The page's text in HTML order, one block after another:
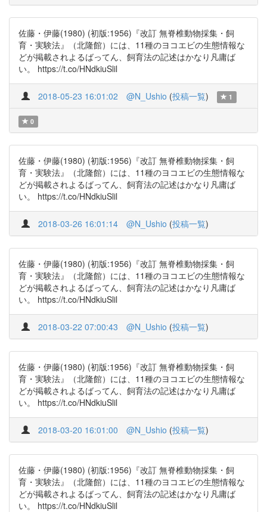
佐藤・伊藤(1980) (初版:1956)『改訂 無脊椎動物採集・飼
育・実験法』（北隆館）には、11種のヨコエビの生態情報な
どが掲載されよるばってん、飼育法の記述はかなり凡庸ば
い。 https://t.co/HNdkiuSlil
2018-05-23 16:01:02 @N_Ushio (投稿一覧) 1
0
佐藤・伊藤(1980) (初版:1956)『改訂 無脊椎動物採集・飼
育・実験法』（北隆館）には、11種のヨコエビの生態情報な
どが掲載されよるばってん、飼育法の記述はかなり凡庸ば
い。 https://t.co/HNdkiuSlil
2018-03-26 16:01:14 @N_Ushio (投稿一覧)
佐藤・伊藤(1980) (初版:1956)『改訂 無脊椎動物採集・飼
育・実験法』（北隆館）には、11種のヨコエビの生態情報な
どが掲載されよるばってん、飼育法の記述はかなり凡庸ば
い。 https://t.co/HNdkiuSlil
2018-03-22 07:00:43 @N_Ushio (投稿一覧)
佐藤・伊藤(1980) (初版:1956)『改訂 無脊椎動物採集・飼
育・実験法』（北隆館）には、11種のヨコエビの生態情報な
どが掲載されよるばってん、飼育法の記述はかなり凡庸ば
い。 https://t.co/HNdkiuSlil
2018-03-20 16:01:00 @N_Ushio (投稿一覧)
佐藤・伊藤(1980) (初版:1956)『改訂 無脊椎動物採集・飼
育・実験法』（北隆館）には、11種のヨコエビの生態情報な
どが掲載されよるばってん、飼育法の記述はかなり凡庸ば
い。 https://t.co/HNdkiuSlil